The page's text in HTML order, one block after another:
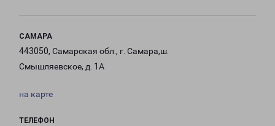
САМАРА
443050, Самарская обл., г. Самара,ш.
Смышляевское, д. 1А
на карте
ТЕЛЕФОН